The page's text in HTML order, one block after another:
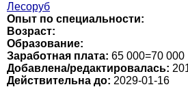
Лесоруб
Опыт по специальности:
Возраст:
Образование:
Заработная плата: 65 000=70 000
Добавлена/редактировалась:
Действительна до: 2029-01-16